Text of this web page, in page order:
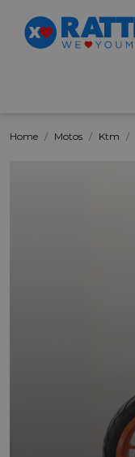
Home Motos Ktm